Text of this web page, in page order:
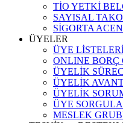
TİO YETKİ
SAYISAL
SİGORTA
ÜYELER
ÜYE
ONLINE BORÇ
ÜYELİK
ÜYELİK
ÜYELİK
ÜYE
MESLEK